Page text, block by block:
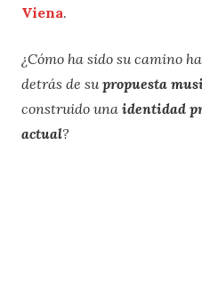
Viena.
¿Cómo ha sido su camino
detrás de supropuesta
construido una identidad
actual?